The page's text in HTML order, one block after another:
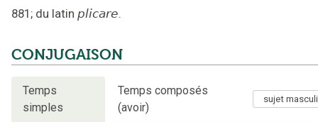
881 ; du latin plicare.
CONJUGAISON
Temps
simples
Temps composés
(avoir)